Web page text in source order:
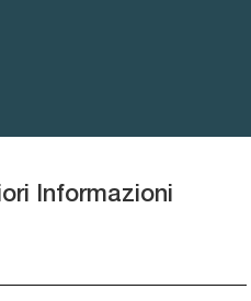
Informazioni